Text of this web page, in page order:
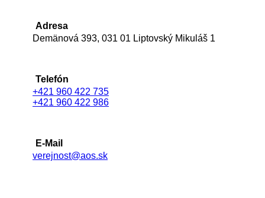
Adresa
Demänová 393, 031 01 Liptovský Mikuláš 1
Telefón
+421 960 422 735
+421 960 422 986
E-Mail
verejnost@aos.sk